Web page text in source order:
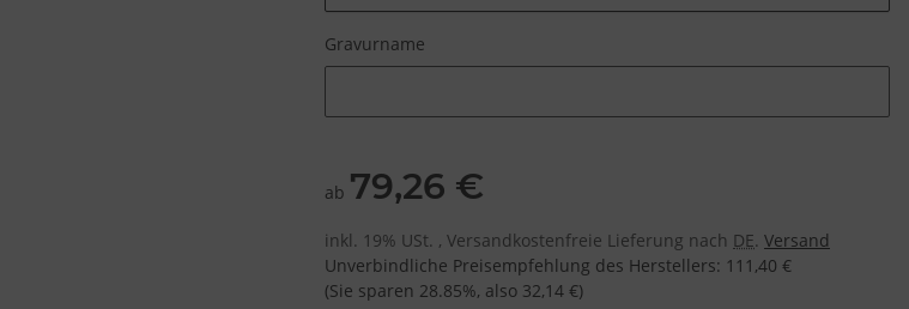
Gravurname
ab 79,26 €
inkl. 19% USt. , Versandkostenfreie Lieferung nach DE. Versand
Unverbindliche Preisempfehlung des Herstellers: 111,40 €
(Sie sparen 28.85%, also 32,14 €)